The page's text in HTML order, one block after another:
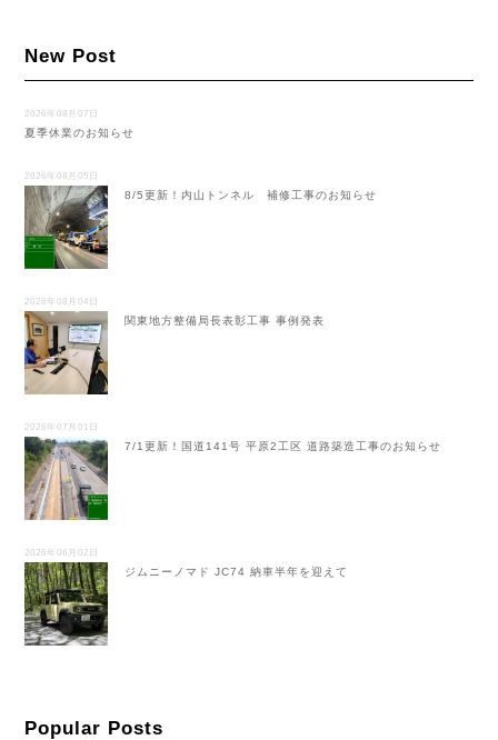
New Post
2026年08月07日
夏季休業のお知らせ
2026年08月05日
8/5更新！内山トンネル 補修工事のお知らせ
2026年08月04日
関東地方整備局長表彰工事 事例発表
2026年07月01日
7/1更新！国道141号 平原2工区 道路築造工事のお知らせ
2026年06月02日
ジムニーノマド JC74 納車半年を迎えて
Popular Posts